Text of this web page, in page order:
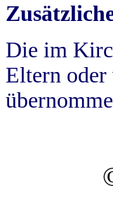
Die im
Eltern